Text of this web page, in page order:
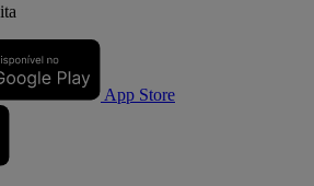
App Store